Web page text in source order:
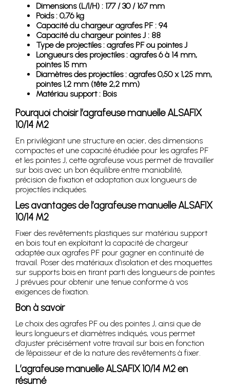
Dimensions (L/l/H) : 177 / 30 / 167 mm
Poids : 0,76 kg
Capacité du chargeur agrafes PF : 94
Capacité du chargeur pointes J : 88
Type de projectiles : agrafes PF ou pointes J
Longueurs des projectiles : agrafes 6 à 14 mm,
pointes 15 mm
Diamètres des projectiles : agrafes 0,50 x 1,25 mm,
pointes 1,2 mm (tête 2,2 mm)
Matériau support : Bois
Pourquoi choisir l’agrafeuse manuelle ALSAFIX
10/14 M2
En privilégiant une structure en acier, des dimensions
compactes et une capacité étudiée pour les agrafes PF
et les pointes J, cette agrafeuse vous permet de travailler
sur bois avec un bon équilibre entre maniabilité,
précision de fixation et adaptation aux longueurs de
projectiles indiquées.
Les avantages de l’agrafeuse manuelle ALSAFIX
10/14 M2
Fixer des revêtements plastiques sur matériau support
en bois tout en exploitant la capacité de chargeur
adaptée aux agrafes PF pour gagner en continuité de
travail. Poser des matériaux d’isolation et des moquettes
sur supports bois en tirant parti des longueurs de pointes
J prévues pour obtenir une tenue conforme à vos
exigences de fixation.
Bon à savoir
Le choix des agrafes PF ou des pointes J, ainsi que de
leurs longueurs et diamètres indiqués, vous permet
d’ajuster précisément votre travail sur bois en fonction
de l’épaisseur et de la nature des revêtements à fixer.
L’agrafeuse manuelle ALSAFIX 10/14 M2 en
résumé